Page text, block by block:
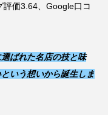
評価3.64、Google口コ
ばれた名店の技と味
いう想いから誕生しま